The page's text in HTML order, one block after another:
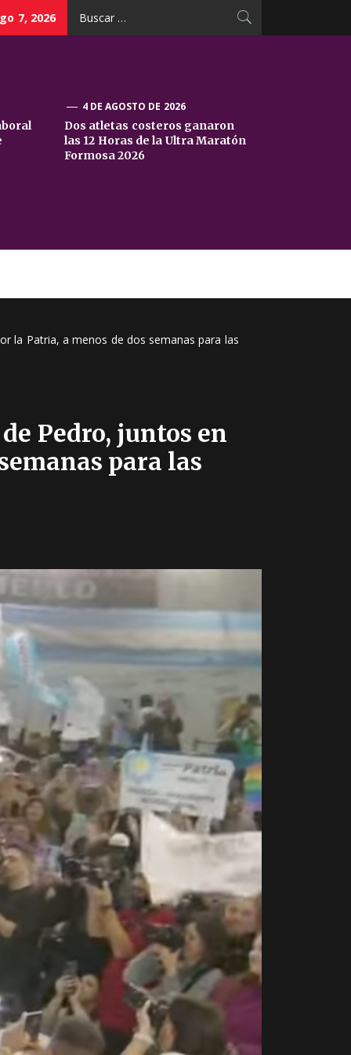
7, 2026
4 DE AGOSTO DE 2026
Dos atletas costeros ganaron
las 12 Horas de la Ultra Maratón
Formosa 2026
la Patria, a menos de dos semanas para las
Pedro, juntos en
para las